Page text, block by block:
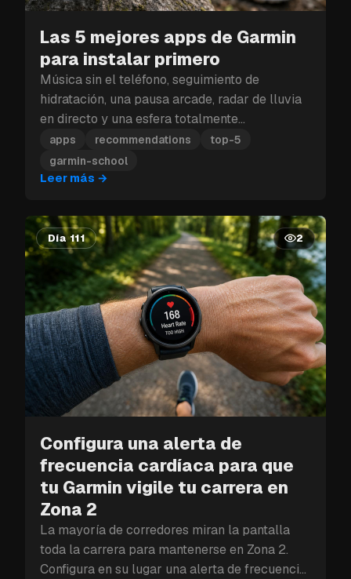
Las 5 mejores apps de Garmin
para instalar primero
Música sin el teléfono, seguimiento de
hidratación, una pausa arcade, radar de lluvia
en directo y una esfera totalmente
personalizable: estas son las cinco apps de
Garmin que debes instalar primero.
apps recommendations
top-5
garmin-school
Leer más →
Día 111 2
Configura una alerta de
frecuencia cardíaca para que
tu Garmin vigile tu carrera en
Zona 2
La mayoría de corredores miran la pantalla
toda la carrera para mantenerse en Zona 2.
Configura en su lugar una alerta de frecuencia